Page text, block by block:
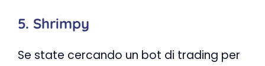
5. Shrimpy
Se state cercando un bot di trading per